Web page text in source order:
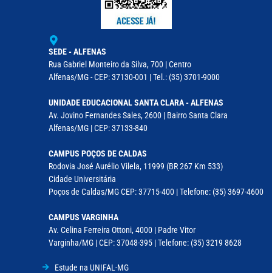
SEDE - ALFENAS
Rua Gabriel Monteiro da Silva, 700 | Centro
Alfenas/MG - CEP: 37130-001 | Tel.: (35) 3701-9000
UNIDADE EDUCACIONAL SANTA CLARA - ALFENAS
Av. Jovino Fernandes Sales, 2600 | Bairro Santa Clara
Alfenas/MG | CEP: 37133-840
CAMPUS POÇOS DE CALDAS
Rodovia José Aurélio Vilela, 11999 (BR 267 Km 533)
Cidade Universitária
Poços de Caldas/MG CEP: 37715-400 | Telefone: (35) 3697-4600
CAMPUS VARGINHA
Av. Celina Ferreira Ottoni, 4000 | Padre Vitor
Varginha/MG | CEP: 37048-395 | Telefone: (35) 3219 8628
Estude na UNIFAL-MG